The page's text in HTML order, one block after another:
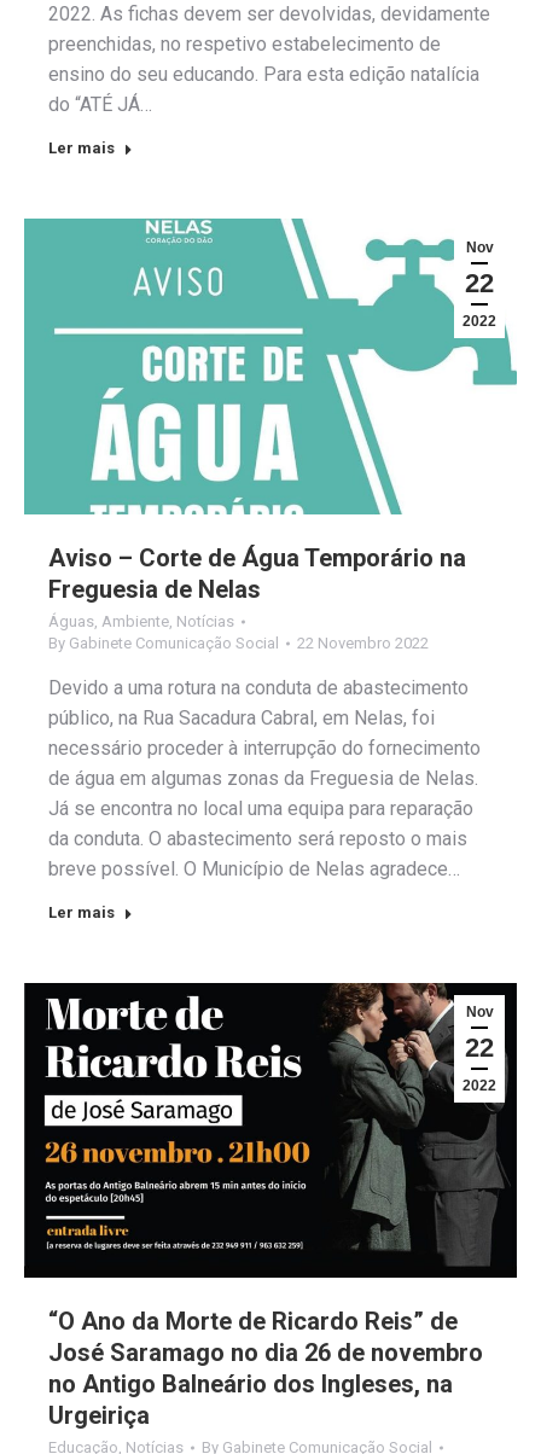
2022. As fichas devem ser devolvidas, devidamente
preenchidas, no respetivo estabelecimento de
ensino do seu educando. Para esta edição natalícia
do “ATÉ JÁ…
Ler mais
Nov
22
2022
Aviso – Corte de Água Temporário na
Freguesia de Nelas
Águas Ambiente Notícias
By Gabinete Comunicação Social 22 Novembro 2022
Devido a uma rotura na conduta de abastecimento
público, na Rua Sacadura Cabral, em Nelas, foi
necessário proceder à interrupção do fornecimento
de água em algumas zonas da Freguesia de Nelas.
Já se encontra no local uma equipa para reparação
da conduta. O abastecimento será reposto o mais
breve possível. O Município de Nelas agradece…
Ler mais
Nov
22
2022
“O Ano da Morte de Ricardo Reis” de
José Saramago no dia 26 de novembro
no Antigo Balneário dos Ingleses, na
Urgeiriça
Educação Notícias By Gabinete Comunicação Social